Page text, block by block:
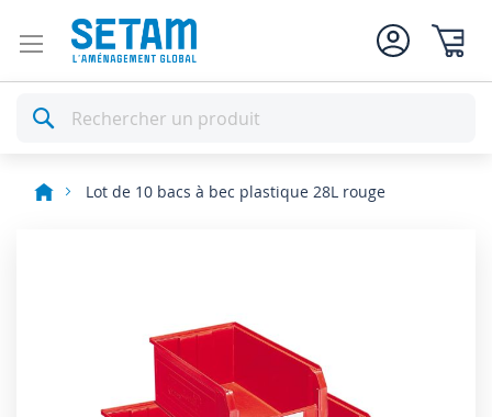
Rechercher
Lot de 10 bacs à bec plastique 28L rouge